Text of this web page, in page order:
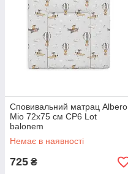
Сповивальний матрац Albero
Mio 72х75 см CP6 Lot
balonem
Немає в наявності
725 ₴